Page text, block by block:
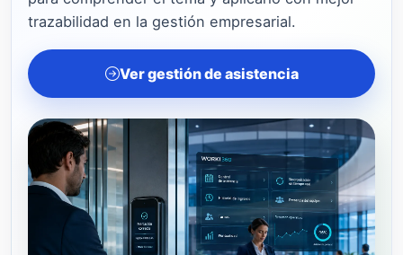
trazabilidad en la gestión empresarial.
Ver gestión de asistencia